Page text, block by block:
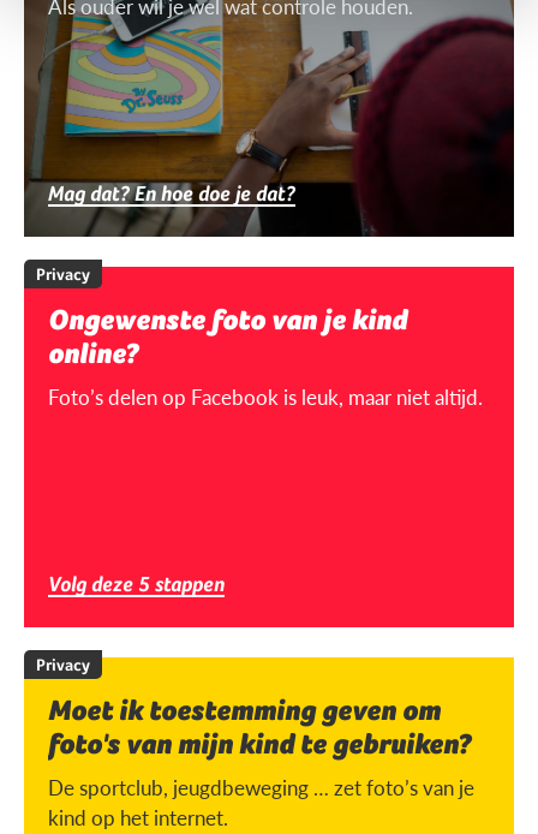
Als ouder wil je wel wat controle houden.
Mag dat? En hoe doe je dat?
Privacy
Ongewenste foto van je kind
online?
Foto’s delen op Facebook is leuk, maar niet altijd.
Volg deze 5 stappen
Privacy
Moet ik toestemming geven om
foto's van mijn kind te gebruiken?
De sportclub, jeugdbeweging … zet foto’s van je
kind op het internet.